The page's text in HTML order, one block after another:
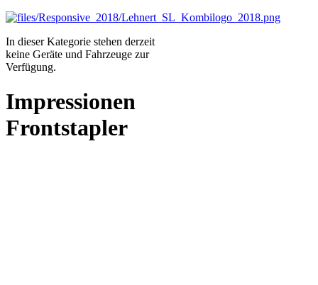
In dieser Kategorie stehen derzeit
keine Geräte und Fahrzeuge zur
Verfügung.
Impressionen
Frontstapler